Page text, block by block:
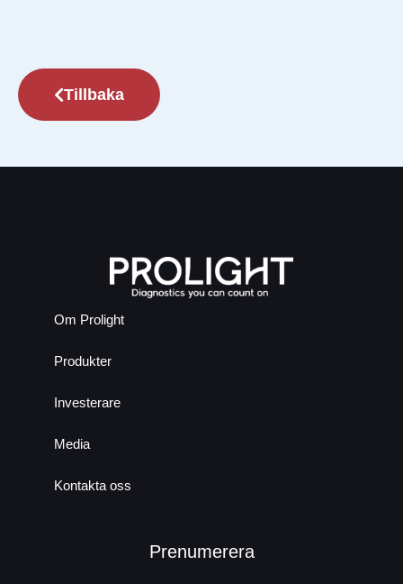
Tillbaka
Om Prolight
Produkter
Investerare
Media
Kontakta oss
Prenumerera